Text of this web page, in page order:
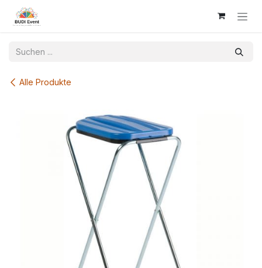
Zum Inhalt springen
Alle Produkte